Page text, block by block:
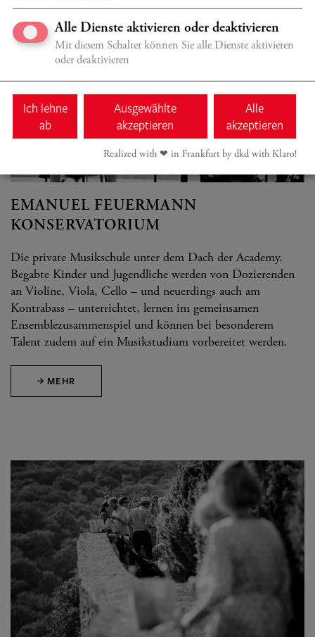
EMANUEL FEUERMANN
KONSERVATORIUM
Die private Musikschule unter dem Dach der Academy.
Begabte Kinder und Jugendliche werden von Dozierenden
an Violine, Viola, Cello – und neuerdings auch am
Kontrabass – unterrichtet, lernen im gemeinsamen
Ensemblezusammenspiel und können bei besonderem
Talent zudem auf ein Musikstudium vorbereitet werden.
MEHR
Alle Dienste aktivieren oder deaktivieren
Mit diesem Schalter können Sie alle Dienste aktivieren
oder deaktivieren
Ich lehne
ab
Ausgewählte
akzeptieren
Alle
akzeptieren
Realized with ❤︎ in Frankfurt by dkd with Klaro!